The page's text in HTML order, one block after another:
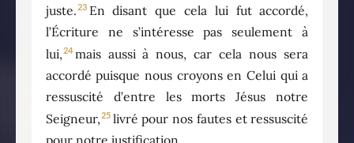
juste.23 En disant que cela lui fut accordé,
l’Écriture ne s’intéresse pas seulement à
lui,24 mais aussi à nous, car cela nous sera
accordé puisque nous croyons en Celui qui a
ressuscité d’entre les morts Jésus notre
Seigneur,25 livré pour nos fautes et ressuscité